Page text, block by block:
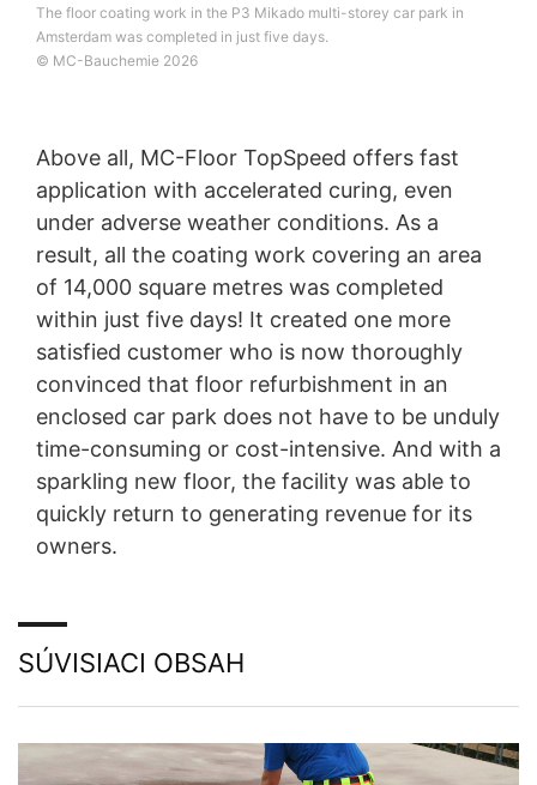
The floor coating work in the P3 Mikado multi-storey car park in
Amsterdam was completed in just five days.
© MC-Bauchemie 2026
Above all, MC-Floor TopSpeed offers fast
application with accelerated curing, even
under adverse weather conditions. As a
result, all the coating work covering an area
of 14,000 square metres was completed
within just five days! It created one more
satisfied customer who is now thoroughly
convinced that floor refurbishment in an
enclosed car park does not have to be unduly
time-consuming or cost-intensive. And with a
sparkling new floor, the facility was able to
quickly return to generating revenue for its
owners.
SÚVISIACI OBSAH
osobu, stane sa tak len v tom prípade, ak je to
technicky možné.
Bauchemie o rozsiahle poskytnutie informácií uložených
k Vašej osobe. Podľa čl. 17 DSGVO - Základného
nariadenia o ochrane údajov môžete od nás kedykoľvek
vyžadovať opravu, vymazanie a zablokovanie
jednotlivých osobných údajov.